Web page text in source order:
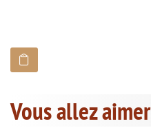
Vous allez aimer